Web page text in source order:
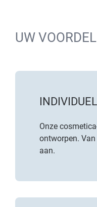
UW
Onze
ontworpen.
aan.